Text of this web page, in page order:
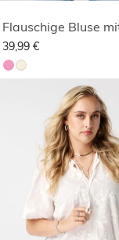
39,99 €